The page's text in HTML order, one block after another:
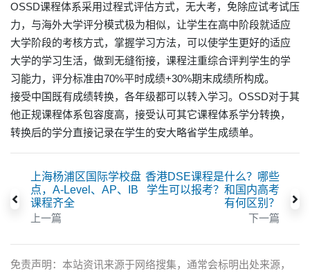
OSSD课程体系采用过程式评估方式，无大考，免除应试考试压
力，与海外大学评分模式极为相似，让学生在高中阶段就适应
大学阶段的考核方式，掌握学习方法，可以使学生更好的适应
大学的学习生活，做到无缝衔接，课程注重综合评判学生的学
习能力，评分标准由70%平时成绩+30%期末成绩所构成。
接受中国既有成绩转换，各年级都可以转入学习。OSSD对于其
他正规课程体系包容度高，接受认可其它课程体系学分转换，
转换后的学分直接记录在学生的安大略省学生成绩单。
上海杨浦区国际学校盘
点，A-Level、AP、IB
课程齐全
上一篇
香港DSE课程是什么？哪些
学生可以报考？和国内高考
有何区别？
下一篇
免责声明：本站资讯来源于网络搜集，通常会标明出处来源，